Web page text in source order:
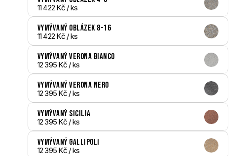
11 422 Kč / ks
Vymývaný Oblázek 8-16
11 422 Kč / ks
Vymývaný Verona bianco
12 395 Kč / ks
Vymývaný Verona nero
12 395 Kč / ks
Vymývaný Sicilia
12 395 Kč / ks
Vymývaný Gallipoli
12 395 Kč / ks